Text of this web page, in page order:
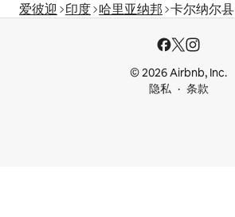
爱彼迎 印度 哈里亚纳邦 卡尔纳尔县
© 2026 Airbnb, Inc.
隐私
条款